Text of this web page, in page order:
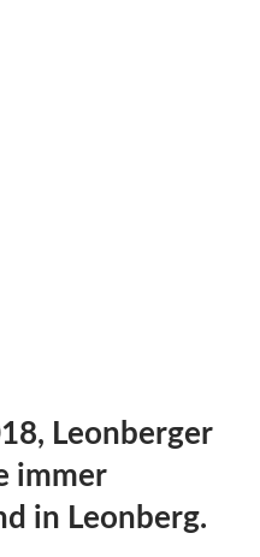
Leonberger
immer
in Leonberg.